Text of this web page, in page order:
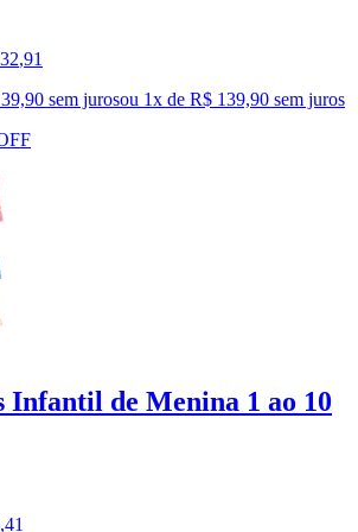
,91
sem jurosou 1x de R$ 139,90 sem juros
Infantil de Menina 1 ao 10
,41